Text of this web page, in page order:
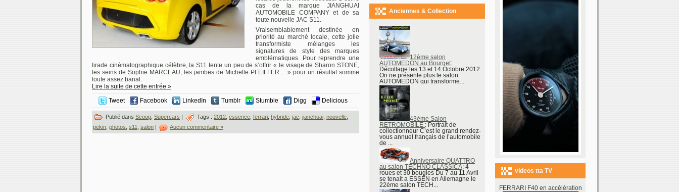
cas de la marque JIANGHUAI
AUTOMOBILE COMPANY et de sa
toute nouvelle JAC S11.
Vraisemblablement destinée en
priorité au marché locale, cette jolie
transformiste mélanges les
signatures de style des marques
emblématiques. Pour reprendre une
tirade cinématographique célèbre, la S11 tente un peu de s’offrir « le visage de Sharon STONE,
les seins de Sophie MARCEAU, les jambes de Michelle PFEIFFER… » pour un résultat somme
toute assez banal.
Lire la suite de cette entrée »
Tweet
Facebook LinkedIn Tumblr Stumble Digg Delicious
Publié dans Scoop Supercars | Tags : 2012 essence ferrari hybride jac jianchuai nouvelle
pekin photos s11 salon | Aucun commentaire »
Anciennes & Collection
12ème salon
AUTOMEDON au Bourget:
Décollage les 13 et 14 Octobre 2012
On ne présente plus le salon
AUTOMEDON qui transforme...
43ème Salon
RETROMOBILE : Portrait de
collectionneur C’est le grand rendez-
vous annuel français de l’automobile
de ...
Anniversaire QUATTRO
au salon TECHNO CLASSICA: 4
roues et 30 bougies Du 7 au 11 Avril
se tenait a ESSEN en Allemagne le
22ème salon TECH...
videos tta TV
FERRARI F40 en accélération